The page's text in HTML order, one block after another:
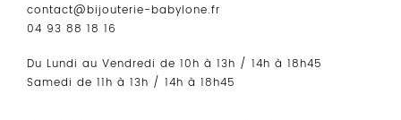
contact@bijouterie-babylone.fr
04 93 88 18 16
Du Lundi au Vendredi de 10h à 13h / 14h à 18h45
Samedi de 11h à 13h / 14h à 18h45